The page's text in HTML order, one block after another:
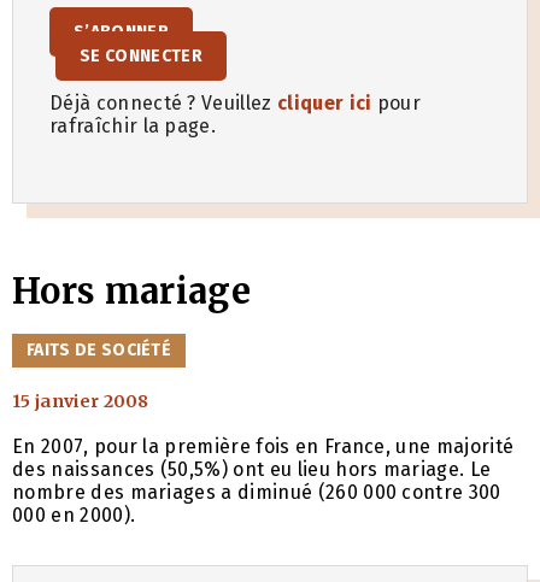
S’ABONNER
SE CONNECTER
Déjà connecté ? Veuillez cliquer ici pour
rafraîchir la page.
Hors mariage
CATÉGORIES
FAITS DE SOCIÉTÉ
15 janvier 2008
En 2007, pour la première fois en France, une majorité
des naissances (50,5%) ont eu lieu hors mariage. Le
nombre des mariages a diminué (260 000 contre 300
000 en 2000).